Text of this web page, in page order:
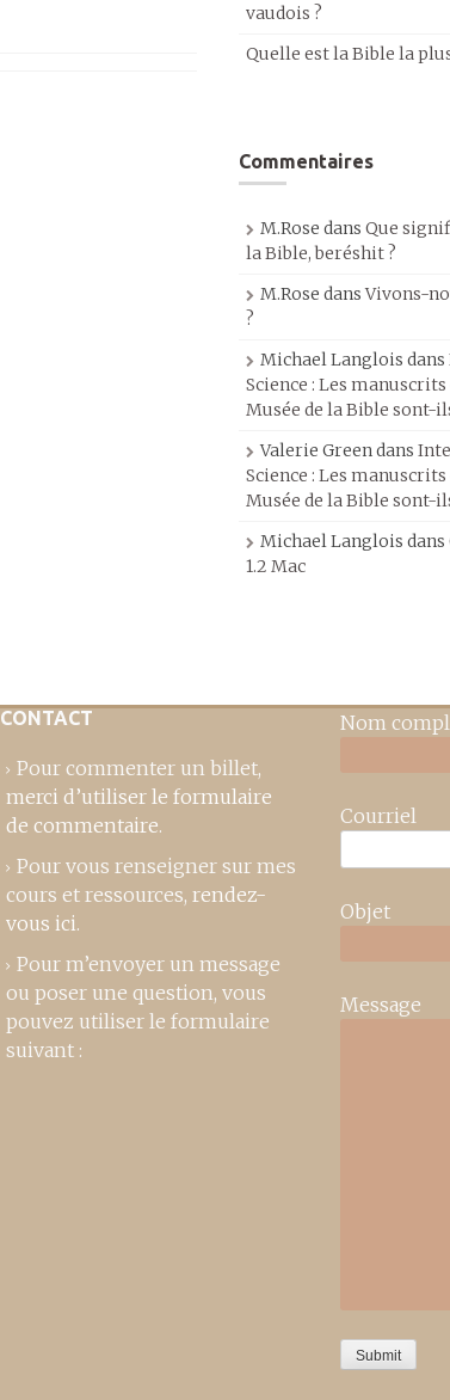
vaudois ?
Quelle est la Bible la
Commentaires
M.Rose dans Que
la Bible, beréshit ?
M.Rose dansVivons-
?
Michael Langlois dans
Science : Les
Musée de la Bible sont-
Valerie Greendans
Science : Les
Musée de la Bible sont-
Michael Langlois dans
1.2 Mac
CONTACT
Pour commenter un billet,
merci d’utiliser le formulaire
de commentaire.
Pour vous renseigner sur mes
cours et ressources, rendez-
vous ici.
Pour m’envoyer un message
ou poser une question, vous
pouvez utiliser le formulaire
suivant :
Nom
Courriel
Objet
Message